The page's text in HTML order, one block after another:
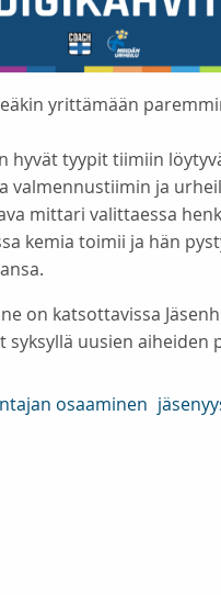
yrittämään
hyvät tyypit tiimiin
valmennustiimin ja
mittari valittaessa
kemia toimii ja hän
on katsottavissa
syksyllä uusien aiheiden
osaaminen